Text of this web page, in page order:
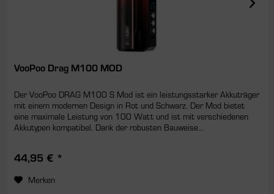
VooPoo Drag M100 MOD
Der VooPoo DRAG M100 S Mod ist ein leistungsstarker Akkuträger
mit einem modernen Design in Rot und Schwarz. Der Mod bietet
eine maximale Leistung von 100 Watt und ist mit verschiedenen
Akkutypen kompatibel. Dank der robusten Bauweise...
44,95 € *
Merken